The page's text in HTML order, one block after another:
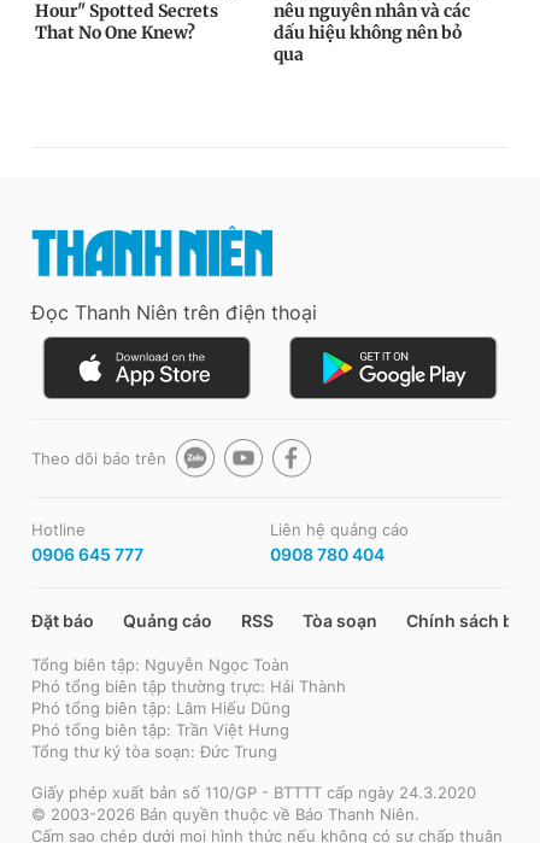
Đọc Thanh Niên trên điện thoại
Theo dõi báo trên
Hotline
0906 645 777
Liên hệ quảng cáo
0908 780 404
Đặt báo Quảng cáo RSS Tòa soạn Chính sách bảo
Tổng biên tập: Nguyễn Ngọc Toàn
Phó tổng biên tập thường trực: Hải Thành
Phó tổng biên tập: Lâm Hiếu Dũng
Phó tổng biên tập: Trần Việt Hưng
Tổng thư ký tòa soạn: Đức Trung
Giấy phép xuất bản số 110/GP - BTTTT cấp ngày 24.3.2020
© 2003-2026 Bản quyền thuộc về Báo Thanh Niên.
Cấm sao chép dưới mọi hình thức nếu không có sự chấp thuận